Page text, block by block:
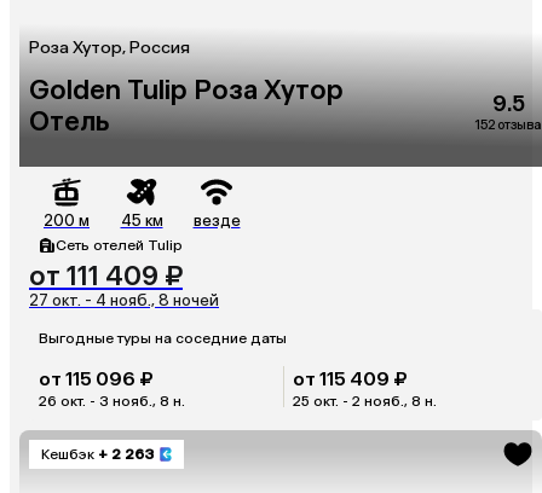
Роза Хутор, Россия
Golden Tulip Роза Хутор
Отель
9.5
152 отзыва
200 м 45 км везде
Сеть отелей Tulip
от 111 409 ₽
27 окт. - 4 нояб., 8 ночей
Выгодные туры на соседние даты
от 115 096 ₽
26 окт. - 3 нояб., 8 н.
от 115 409 ₽
25 окт. - 2 нояб., 8 н.
Кешбэк + 2 263